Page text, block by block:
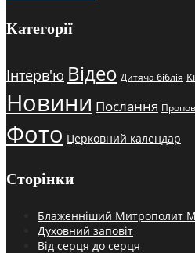
Категорії
Інтерв'ю Відео Дитяча біблія
Новини Послання
Фото Церковний календар
Сторінки
Блаженніший Митрополит
Духовний заповіт
Від серця до серця